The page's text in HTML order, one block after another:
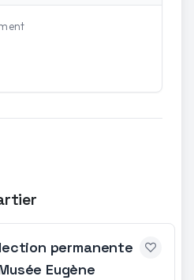
permanente
Eugène